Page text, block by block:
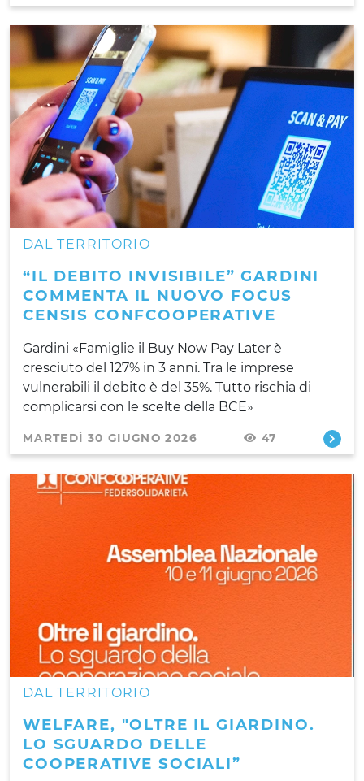
DAL TERRITORIO
“IL DEBITO INVISIBILE” GARDINI
COMMENTA IL NUOVO FOCUS
CENSIS CONFCOOPERATIVE
Gardini «Famiglie il Buy Now Pay Later è
cresciuto del 127% in 3 anni. Tra le imprese
vulnerabili il debito è del 35%. Tutto rischia di
complicarsi con le scelte della BCE»
MARTEDÌ 30 GIUGNO 2026 47
DAL TERRITORIO
WELFARE, "OLTRE IL GIARDINO.
LO SGUARDO DELLE
COOPERATIVE SOCIALI”